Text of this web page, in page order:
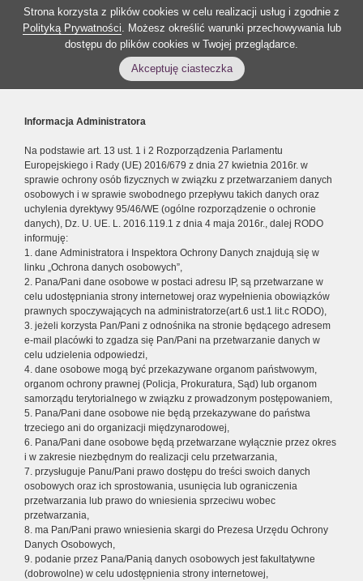
Strona korzysta z plików cookies w celu realizacji usług i zgodnie z
Polityką Prywatności. Możesz określić warunki przechowywania lub
dostępu do plików cookies w Twojej przeglądarce.
Akceptuję ciasteczka
Informacja Administratora
Na podstawie art. 13 ust. 1 i 2 Rozporządzenia Parlamentu
Europejskiego i Rady (UE) 2016/679 z dnia 27 kwietnia 2016r. w
sprawie ochrony osób fizycznych w związku z przetwarzaniem danych
osobowych i w sprawie swobodnego przepływu takich danych oraz
uchylenia dyrektywy 95/46/WE (ogólne rozporządzenie o ochronie
danych), Dz. U. UE. L. 2016.119.1 z dnia 4 maja 2016r., dalej RODO
informuję:
1. dane Administratora i Inspektora Ochrony Danych znajdują się w
linku „Ochrona danych osobowych”,
2. Pana/Pani dane osobowe w postaci adresu IP, są przetwarzane w
celu udostępniania strony internetowej oraz wypełnienia obowiązków
prawnych spoczywających na administratorze(art.6 ust.1 lit.c RODO),
3. jeżeli korzysta Pan/Pani z odnośnika na stronie będącego adresem
e-mail placówki to zgadza się Pan/Pani na przetwarzanie danych w
celu udzielenia odpowiedzi,
4. dane osobowe mogą być przekazywane organom państwowym,
organom ochrony prawnej (Policja, Prokuratura, Sąd) lub organom
samorządu terytorialnego w związku z prowadzonym postępowaniem,
5. Pana/Pani dane osobowe nie będą przekazywane do państwa
trzeciego ani do organizacji międzynarodowej,
6. Pana/Pani dane osobowe będą przetwarzane wyłącznie przez okres
i w zakresie niezbędnym do realizacji celu przetwarzania,
7. przysługuje Panu/Pani prawo dostępu do treści swoich danych
osobowych oraz ich sprostowania, usunięcia lub ograniczenia
przetwarzania lub prawo do wniesienia sprzeciwu wobec
przetwarzania,
8. ma Pan/Pani prawo wniesienia skargi do Prezesa Urzędu Ochrony
Danych Osobowych,
9. podanie przez Pana/Panią danych osobowych jest fakultatywne
(dobrowolne) w celu udostępnienia strony internetowej,